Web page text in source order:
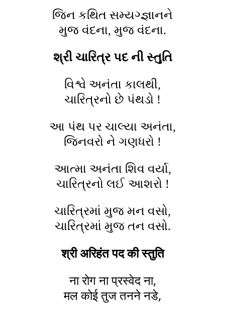
જિન કથિત સમ્યગ્જ્ઞાનને
મુજ વંદના, મુજ વંદના.
શ્રી ચારિત્ર પદ ની સ્તુતિ
વિશ્વે અનંતા કાલથી,
ચારિત્રનો છે પંથડો !
આ પંથ પર ચાલ્યા અનંતા,
જિનવરો ને ગણધરો !
આત્મા અનંતા શિવ વર્યા,
ચારિત્રનો લઈ આશરો !
ચારિત્રમાં મુજ મન વસો,
ચારિત્રમાં મુજ તન વસો.
श्री अरिहंत पद की स्तुति
ना रोग ना प्रस्वेद ना,
मल कोई तुज तनने नडे,